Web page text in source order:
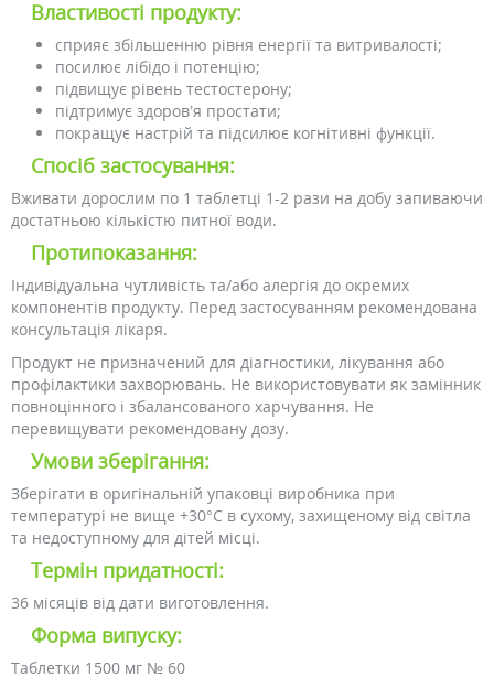
Властивості продукту:
сприяє збільшенню рівня енергії та витривалості;
посилює лібідо і потенцію;
підвищує рівень тестостерону;
підтримує здоров’я простати;
покращує настрій та підсилює когнітивні функції.
Спосіб застосування:
Вживати дорослим по 1 таблетці 1-2 рази на добу запиваючи
достатньою кількістю питної води.
Протипоказання:
Індивідуальна чутливість та/або алергія до окремих
компонентів продукту. Перед застосуванням рекомендована
консультація лікаря.
Продукт не призначений для діагностики, лікування або
профілактики захворювань. Не використовувати як замінник
повноцінного і збалансованого харчування. Не
перевищувати рекомендовану дозу.
Умови зберігання:
Зберігати в оригінальній упаковці виробника при
температурі не вище +30°C в сухому, захищеному від світла
та недоступному для дітей місці.
Термін придатності:
36 місяців від дати виготовлення.
Форма випуску:
Таблетки 1500 мг № 60